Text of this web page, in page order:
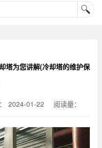
塔为您讲解(冷却塔的维护保
2024-01-22 阅读量：